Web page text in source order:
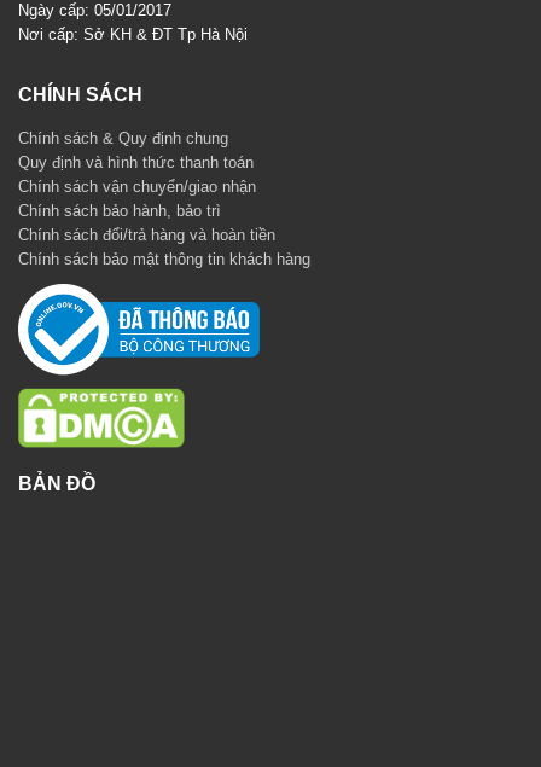
Ngày cấp: 05/01/2017
Nơi cấp: Sở KH & ĐT Tp Hà Nội
CHÍNH SÁCH
Chính sách & Quy định chung
Quy định và hình thức thanh toán
Chính sách vận chuyển/giao nhận
Chính sách bảo hành, bảo trì
Chính sách đổi/trả hàng và hoàn tiền
Chính sách bảo mật thông tin khách hàng
BẢN ĐỒ